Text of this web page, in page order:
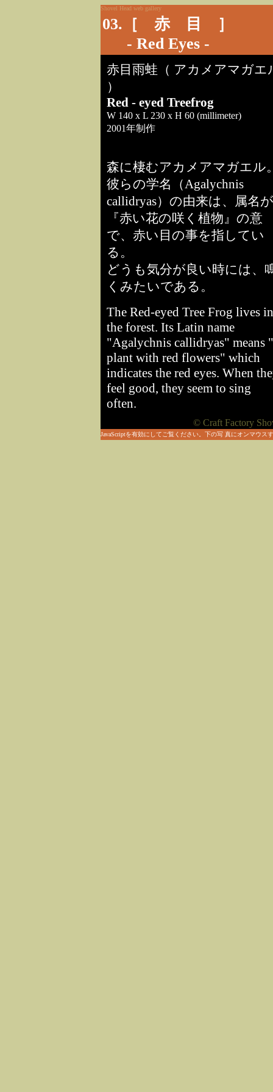
Shovel Head web gallery
03.［ 赤 目 ］
- Red Eyes -
赤目雨蛙（ アカメアマガエ
）
Red - eyed Treefrog
W 140 x L 230 x H 60 (millimeter)
2001年制作
森に棲むアカメアマガエル
彼らの学名（Agalychnis
callidryas）の由来は、属名が
『赤い花の咲く植物』の意
で、赤い目の事を指してい
る。
どうも気分が良い時には、
くみたいである。
The Red-eyed Tree Frog lives in
the forest. Its Latin name
"Agalychnis callidryas" means
plant with red flowers" which
indicates the red eyes. When
feel good, they seem to sing
often.
© Craft Factory
JavaScriptを有効にしてご覧ください。下の写 真にオンマウス